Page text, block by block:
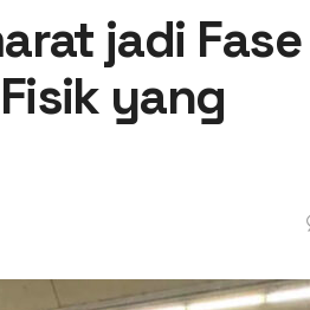
jadi Fase
yang